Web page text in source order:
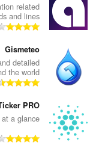
related
and lines
Gismeteo
detailed
the world
PRO
a glance